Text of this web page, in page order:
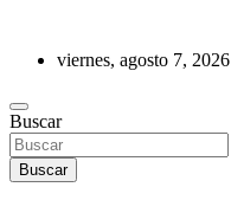
contenidoviernes, agosto 7, 2026
REVISTA DE PRENSA
Buscar
Buscar